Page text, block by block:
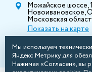
Можайское шоссе,
Новоивановское,
Московская
Показать на карте
Мы используем
Яндекс.Метрику для
Нажимая «Согласен», вы